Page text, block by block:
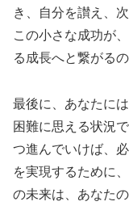
き、自分を讃え、
この小さな成功が
る成長へと繋がるの
最後に、あなたに
困難に思える状況
つ進んでいけば、
を実現するために
の未来は、あなた